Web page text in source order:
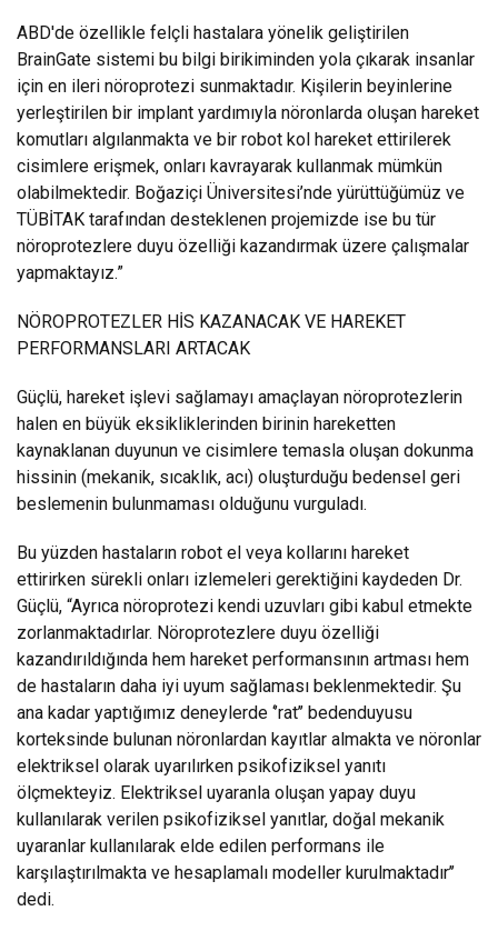
ABD'de özellikle felçli hastalara yönelik geliştirilen
BrainGate sistemi bu bilgi birikiminden yola çıkarak insanlar
için en ileri nöroprotezi sunmaktadır. Kişilerin beyinlerine
yerleştirilen bir implant yardımıyla nöronlarda oluşan hareket
komutları algılanmakta ve bir robot kol hareket ettirilerek
cisimlere erişmek, onları kavrayarak kullanmak mümkün
olabilmektedir. Boğaziçi Üniversitesi’nde yürüttüğümüz ve
TÜBİTAK tarafından desteklenen projemizde ise bu tür
nöroprotezlere duyu özelliği kazandırmak üzere çalışmalar
yapmaktayız.”
NÖROPROTEZLER HİS KAZANACAK VE HAREKET
PERFORMANSLARI ARTACAK
Güçlü, hareket işlevi sağlamayı amaçlayan nöroprotezlerin
halen en büyük eksikliklerinden birinin hareketten
kaynaklanan duyunun ve cisimlere temasla oluşan dokunma
hissinin (mekanik, sıcaklık, acı) oluşturduğu bedensel geri
beslemenin bulunmaması olduğunu vurguladı.
Bu yüzden hastaların robot el veya kollarını hareket
ettirirken sürekli onları izlemeleri gerektiğini kaydeden Dr.
Güçlü, “Ayrıca nöroprotezi kendi uzuvları gibi kabul etmekte
zorlanmaktadırlar. Nöroprotezlere duyu özelliği
kazandırıldığında hem hareket performansının artması hem
de hastaların daha iyi uyum sağlaması beklenmektedir. Şu
ana kadar yaptığımız deneylerde ‘’rat’’ bedenduyusu
korteksinde bulunan nöronlardan kayıtlar almakta ve nöronlar
elektriksel olarak uyarılırken psikofiziksel yanıtı
ölçmekteyiz. Elektriksel uyaranla oluşan yapay duyu
kullanılarak verilen psikofiziksel yanıtlar, doğal mekanik
uyaranlar kullanılarak elde edilen performans ile
karşılaştırılmakta ve hesaplamalı modeller kurulmaktadır’’
dedi.